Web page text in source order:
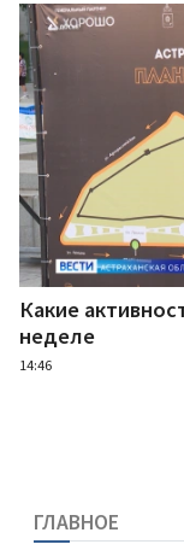
Какие
неделе
14:46
ГЛАВНОЕ